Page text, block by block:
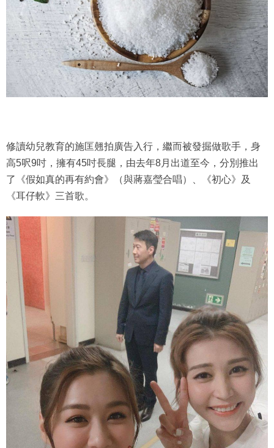
修讀幼兒教育的施匡翹拍廣告入行，繼而被發掘做歌手，身
高5呎9吋，擁有45吋長腿，由去年8月出道至今，分別推出
了《假如真的再有約會》（與蔣嘉瑩合唱）、《初心》及
《耳仔軟》三首歌。